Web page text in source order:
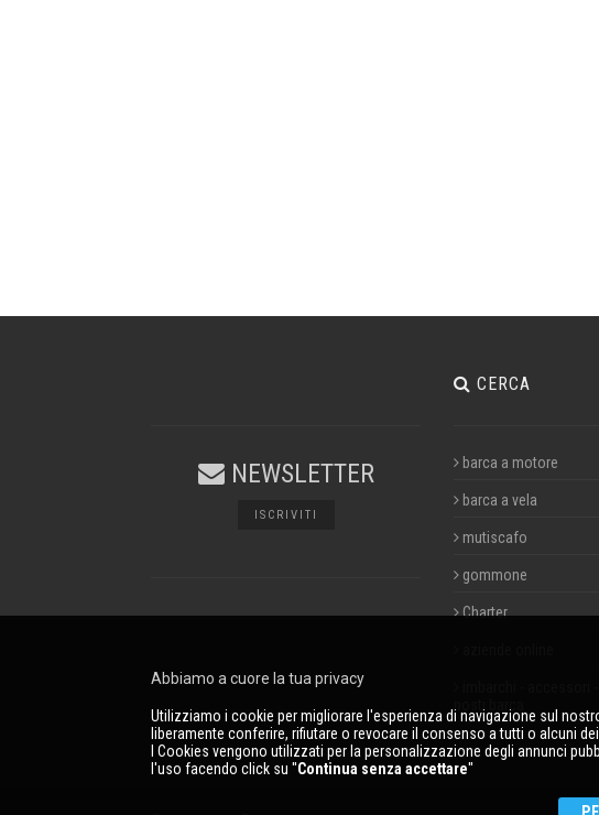
NEWSLETTER
ISCRIVITI
CERCA
barca a motore
barca a vela
mutiscafo
gommone
Charter
posti barca
Abbiamo a cuore la tua privacy
Utilizziamo i cookie per migliorare l'esperienza di navigazione sul
liberamente conferire, rifiutare o revocare il consenso a tutti o alcuni
I Cookies vengono utilizzati per la personalizzazione degli annunci
l'uso facendo click su ''Continua senza accettare''